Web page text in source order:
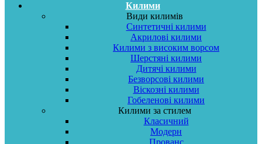
Килими
Види килимів
Синтетичні килими
Акрилові килими
Килими з високим ворсом
Шерстяні килими
Дитячі килими
Безворсові килими
Віскозні килими
Гобеленові килими
Килими за стилем
Класичний
Модерн
Прованс